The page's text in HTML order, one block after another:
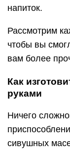
напиток.
Рассмотрим
чтобы вы
вам более
Как
руками
Ничего
сивушных